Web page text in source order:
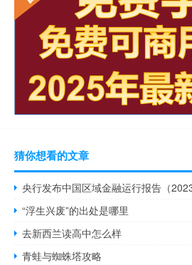
猜你想看的文章
“浮生兴废”的出处是哪里
去新西兰读高中怎么样
青蛙与蜘蛛塔攻略